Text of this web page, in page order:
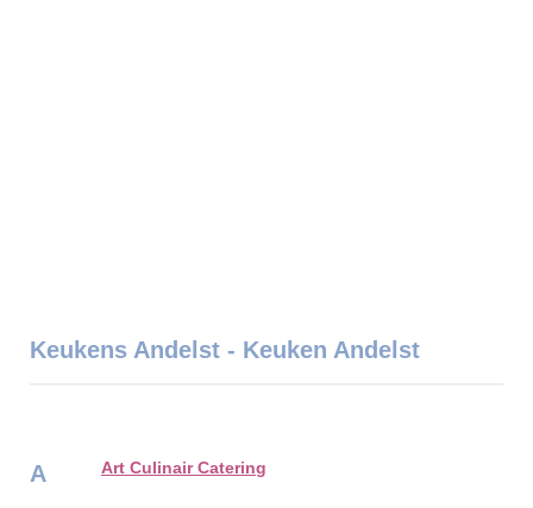
Keukens Andelst - Keuken Andelst
A Art Culinair Catering